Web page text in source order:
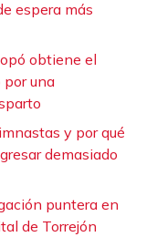
espera más
obtiene el
por una
y por qué
demasiado
puntera en
de Torrejón